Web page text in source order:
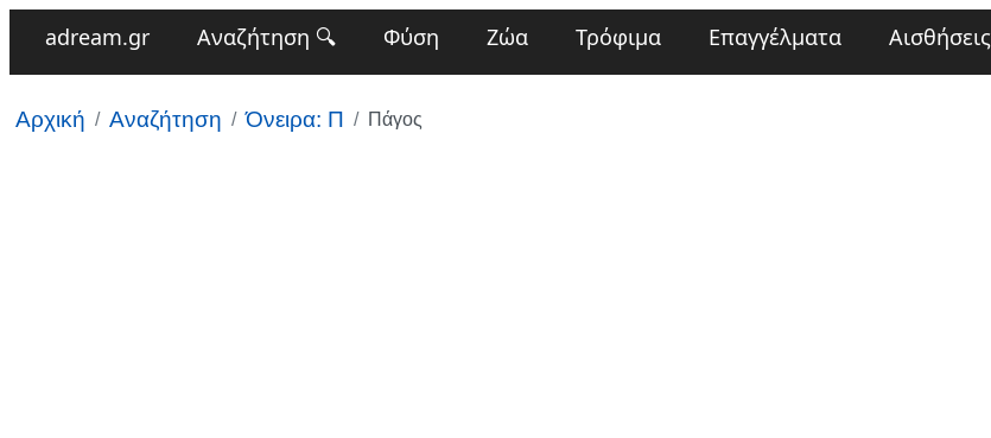
adream.gr Αναζήτηση 🔍 Φύση Ζώα Τρόφιμα Επαγγέλματα Αισθήσεις
Αρχική Αναζήτηση Όνειρα: Π Πάγος